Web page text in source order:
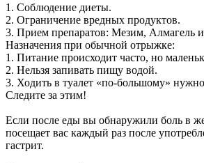
1. Соблюдение диеты.
2. Ограничение вредных продуктов.
3. Прием препаратов: Мезим, Алмагель
Назначения при обычной отрыжке:
1. Питание происходит часто, но
2. Нельзя запивать пищу водой.
3. Ходить в туалет «по-большому»
Следите за этим!
Если после еды вы обнаружили боль в
посещает вас каждый раз после
гастрит.